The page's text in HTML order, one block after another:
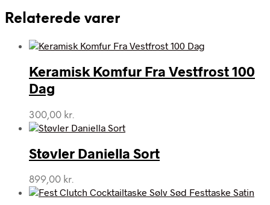
Relaterede varer
Keramisk Komfur Fra Vestfrost 100
Dag
300,00 kr.
Støvler Daniella Sort
899,00 kr.